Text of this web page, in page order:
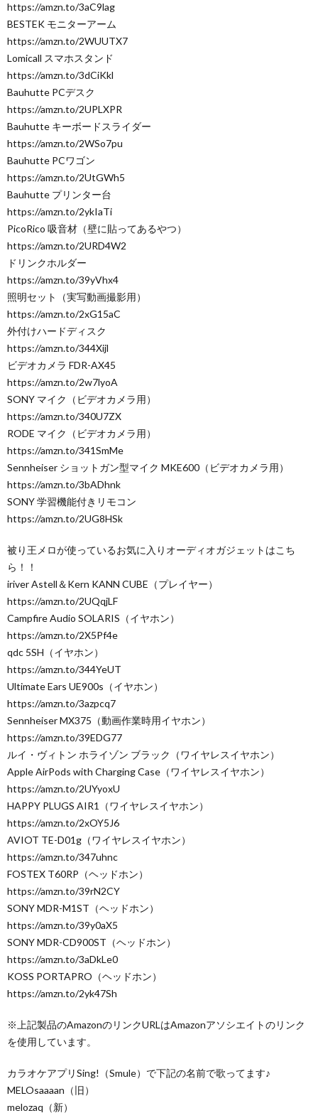
https://amzn.to/3aC9lag
BESTEK モニターアーム
https://amzn.to/2WUUTX7
Lomicall スマホスタンド
https://amzn.to/3dCiKkl
Bauhutte PCデスク
https://amzn.to/2UPLXPR
Bauhutte キーボードスライダー
https://amzn.to/2WSo7pu
Bauhutte PCワゴン
https://amzn.to/2UtGWh5
Bauhutte プリンター台
https://amzn.to/2ykIaTi
PicoRico 吸音材（壁に貼ってあるやつ）
https://amzn.to/2URD4W2
ドリンクホルダー
https://amzn.to/39yVhx4
照明セット（実写動画撮影用）
https://amzn.to/2xG15aC
外付けハードディスク
https://amzn.to/344Xijl
ビデオカメラ FDR-AX45
https://amzn.to/2w7lyoA
SONY マイク（ビデオカメラ用）
https://amzn.to/340U7ZX
RODE マイク（ビデオカメラ用）
https://amzn.to/341SmMe
Sennheiser ショットガン型マイク MKE600（ビデオカメラ用）
https://amzn.to/3bADhnk
SONY 学習機能付きリモコン
https://amzn.to/2UG8HSk
被り王メロが使っているお気に入りオーディオガジェットはこち
ら！！
iriver Astell＆Kern KANN CUBE（プレイヤー）
https://amzn.to/2UQqjLF
Campfire Audio SOLARIS（イヤホン）
https://amzn.to/2X5Pf4e
qdc 5SH（イヤホン）
https://amzn.to/344YeUT
Ultimate Ears UE900s（イヤホン）
https://amzn.to/3azpcq7
Sennheiser MX375（動画作業時用イヤホン）
https://amzn.to/39EDG77
ルイ・ヴィトン ホライゾン ブラック（ワイヤレスイヤホン）
Apple AirPods with Charging Case（ワイヤレスイヤホン）
https://amzn.to/2UYyoxU
HAPPY PLUGS AIR1（ワイヤレスイヤホン）
https://amzn.to/2xOY5J6
AVIOT TE-D01g（ワイヤレスイヤホン）
https://amzn.to/347uhnc
FOSTEX T60RP（ヘッドホン）
https://amzn.to/39rN2CY
SONY MDR-M1ST（ヘッドホン）
https://amzn.to/39y0aX5
SONY MDR-CD900ST（ヘッドホン）
https://amzn.to/3aDkLe0
KOSS PORTAPRO（ヘッドホン）
https://amzn.to/2yk47Sh
※上記製品のAmazonのリンクURLはAmazonアソシエイトのリンク
を使用しています。
カラオケアプリSing!（Smule）で下記の名前で歌ってます♪
MELOsaaaan（旧）
melozaq（新）